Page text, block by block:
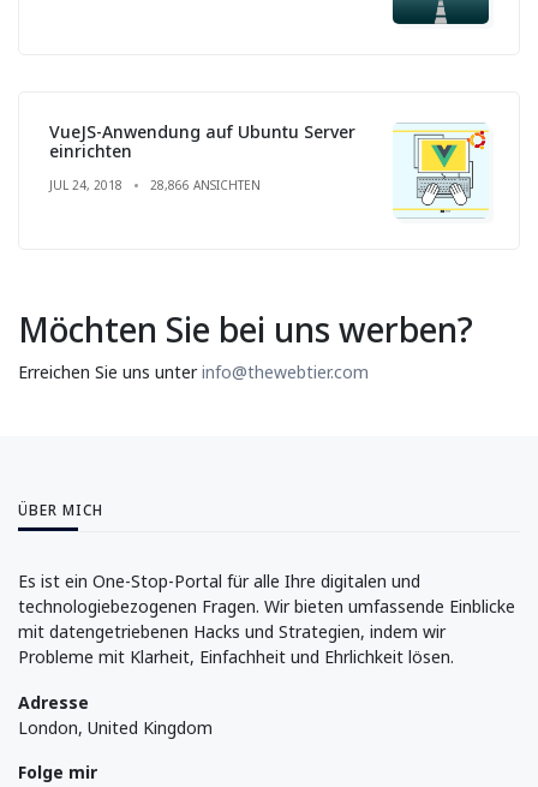
VueJS-Anwendung auf Ubuntu Server
einrichten
JUL 24, 2018 28,866 ANSICHTEN
Möchten Sie bei uns werben?
Erreichen Sie uns unterinfo@thewebtier.com
ÜBER MICH
Es ist ein One-Stop-Portal für alle Ihre digitalen und
technologiebezogenen Fragen. Wir bieten umfassende Einblicke
mit datengetriebenen Hacks und Strategien, indem wir
Probleme mit Klarheit, Einfachheit und Ehrlichkeit lösen.
Adresse
London, United Kingdom
Folge mir